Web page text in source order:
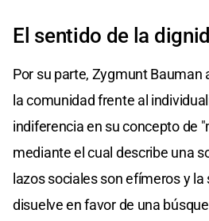
El sentido de la
Por su parte, Zygmunt Bauman
la comunidad frente al
indiferencia en su concepto de
mediante el cual describe una
lazos sociales son efímeros y la
disuelve en favor de una